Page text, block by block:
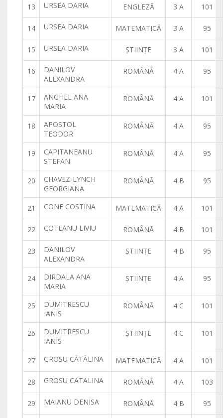
13 URSEA DARIA ENGLEZĂ 3 A 101
14 URSEA DARIA MATEMATICĂ 3 A 95
15 URSEA DARIA ŞTIINŢE 3 A 101
16
DANILOV
ALEXANDRA
ROMÂNĂ 4 A 95
17
ANGHEL ANA
MARIA
ROMÂNĂ 4 A 101
18
APOSTOL
TEODOR
ROMÂNĂ 4 A 95
19
CAPITANEANU
STEFAN
ROMÂNĂ 4 A 95
20
CHAVEZ-LYNCH
GEORGIANA
ROMÂNĂ 4 B 95
21 CONE COSTINA MATEMATICĂ 4 A 101
22 COTEANU LIVIU ROMÂNĂ 4 B 101
23
DANILOV
ALEXANDRA
ŞTIINŢE 4 B 95
24
DIRDALA ANA
MARIA
ŞTIINŢE 4 A 95
25
DUMITRESCU
IANIS
ROMÂNĂ 4 C 101
26
DUMITRESCU
IANIS
ŞTIINŢE 4 C 101
27 GROSU CĂTĂLINA MATEMATICĂ 4 A 101
28 GROSU CATALINA ROMÂNĂ 4 A 103
29 MAIANU DENISA ROMÂNĂ 4 B 95